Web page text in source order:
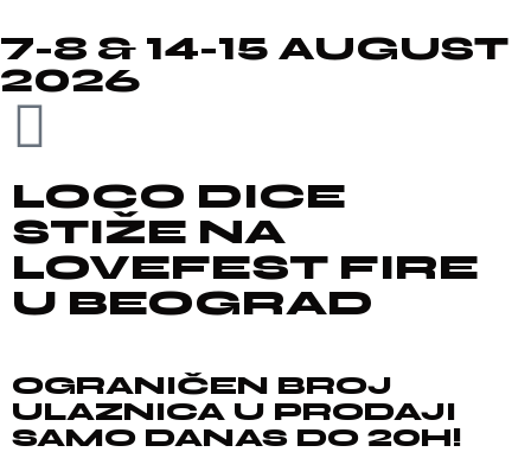
7-8 & 14-15 AUGUST
2026
LOCO DICE
STIŽE NA
LOVEFEST FIRE
U BEOGRAD
OGRANIČEN BROJ
ULAZNICA U PRODAJI
SAMO DANAS DO 20H!